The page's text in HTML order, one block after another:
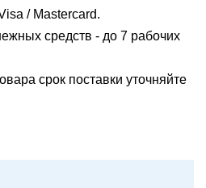
/ Mastercard.
средств - до 7 рабочих
срок поставки уточняйте